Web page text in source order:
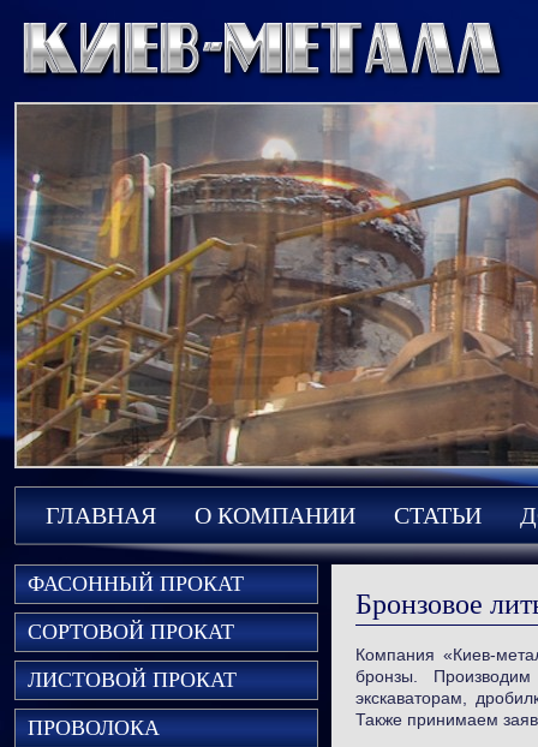
ГЛАВНАЯ О КОМПАНИИ СТАТЬИ
ФАСОННЫЙ ПРОКАТ
СОРТОВОЙ ПРОКАТ
ЛИСТОВОЙ ПРОКАТ
ПРОВОЛОКА
Бронзовое
Компания «Киев-
бронзы.
экскаваторам,
Также принимаем